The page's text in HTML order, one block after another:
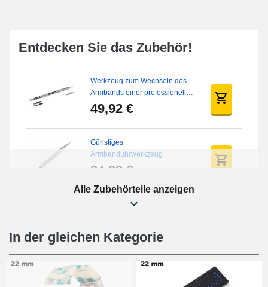
Entdecken Sie das Zubehör!
Werkzeug zum Wechseln des
Armbands einer professionellen
Uhr
49,92 €
Günstiges
Armbanduhrwerkzeug
34,92 €
Uhr-Reparaturset für Anfänger
16,90 €
Digitale Schiebefüße
Alle Zubehörteile anzeigen
In der gleichen Kategorie